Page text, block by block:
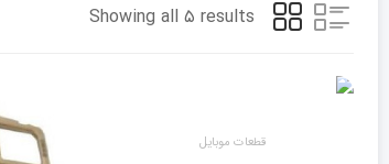
Showing all ۵ results
قطعات موبایل